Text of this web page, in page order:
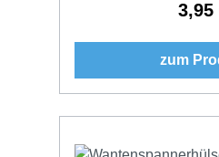
3,95
zum